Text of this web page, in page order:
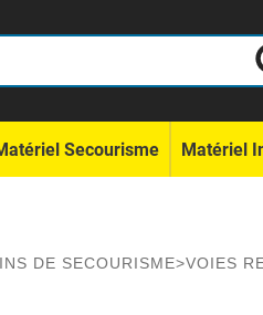
Secourisme Matériel
DE SECOURISME>VOIES